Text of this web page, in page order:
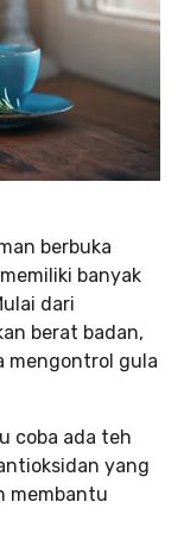
berbuka
banyak
dari
berat badan,
mengontrol gula
coba ada teh
yang
membantu